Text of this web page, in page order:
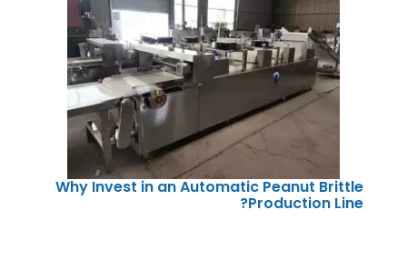
Why Invest in an Automatic Peanut Brittle
Production Line?